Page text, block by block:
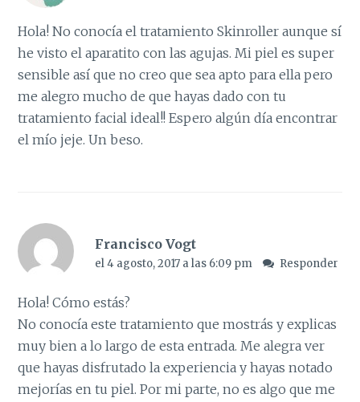
Hola! No conocía el tratamiento Skinroller aunque sí
he visto el aparatito con las agujas. Mi piel es super
sensible así que no creo que sea apto para ella pero
me alegro mucho de que hayas dado con tu
tratamiento facial ideal!! Espero algún día encontrar
el mío jeje. Un beso.
Francisco Vogt
el 4 agosto, 2017 a las 6:09 pm Responder
Hola! Cómo estás?
No conocía este tratamiento que mostrás y explicas
muy bien a lo largo de esta entrada. Me alegra ver
que hayas disfrutado la experiencia y hayas notado
mejorías en tu piel. Por mi parte, no es algo que me